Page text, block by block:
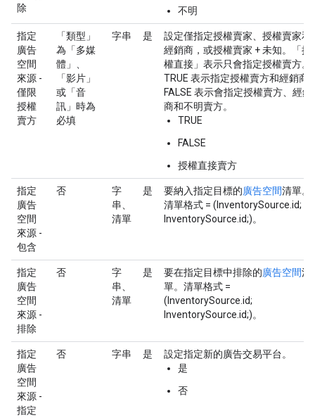
除
不明
指定
廣告
空間
來源 -
僅限
授權
賣方
「類型」
為「多媒
體」、
「影片」
或「音
訊」時為
必填
字串 是
設定僅指定授權賣家、授權賣家和
經銷商，或授權賣家 + 未知。「授
權直接」表示只會指定授權賣方。
TRUE 表示指定授權賣方和經銷商
FALSE 表示會指定授權賣方、經銷
商和不明賣方。
TRUE
FALSE
授權直接賣方
指定
廣告
空間
來源 -
包含
否
字
串、
清單
是 要納入指定目標的廣告空間清單。
清單格式 = (InventorySource.id;
InventorySource.id;)。
指定
廣告
空間
來源 -
排除
否
字
串、
清單
是 要在指定目標中排除的廣告空間清
單。清單格式 =
(InventorySource.id;
InventorySource.id;)。
指定
廣告
空間
來源 -
指定
否 字串 是
設定指定新的廣告交易平台。
是
否